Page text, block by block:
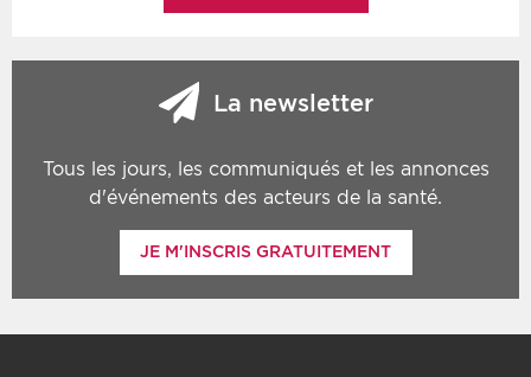
La newsletter
Tous les jours, les communiqués et les annonces
d'événements des acteurs de la santé.
JE M'INSCRIS GRATUITEMENT